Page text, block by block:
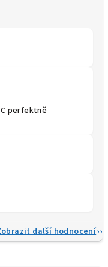
perfektně
další hodnocení